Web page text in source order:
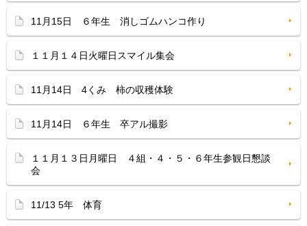
11月15日 ６年生 消しゴムハンコ作り
１１月１４日火曜日スマイル集会
11月14日 4くみ 柿の収穫体験
11月14日 ６年生 卒アル撮影
１１月１３日月曜日 ４組・４・５・６年生参観日懇談
会
11/13 5年 体育